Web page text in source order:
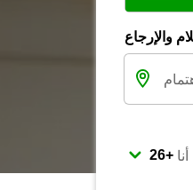
والإرجاع
أنا